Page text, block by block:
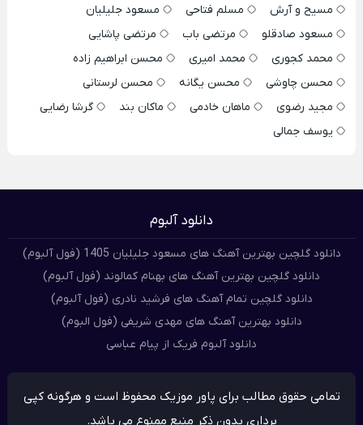
مسیح و آرش
مسلم فتاحی
مسعود جلیلیان
مسعود صادقلو
مرتضی باب
مرتضی پاشایی
محمد کجوری
محمد امیری
محسن ابراهیم زاده
محسن چاوشی
محسن یگانه
محسن لرستانی
مجید رضوی
ماهان خادمی ماکان بند
گرشا رضایی
یوسف جمالی
دانلود آلبوم
دانلود گلچین بهترین آهنگ های مسعود جلیلیان 1405 (فول آلبوم)
دانلود گلچین بهترین آهنگ های بهنام کمالوند (فول آلبوم)
دانلود گلچین تمام آهنگ های فرشید نادری (فول آلبوم)
دانلود بهترین آهنگ های مهدی شریفی (فول البوم)
دانلود آلبوم فریک از پیام عباسی
تمامی حقوق مطالب برای پاور موزیک محفوظ است و هرگونه کپی
برداری بدون ذکر منبع ممنوع می باشد.